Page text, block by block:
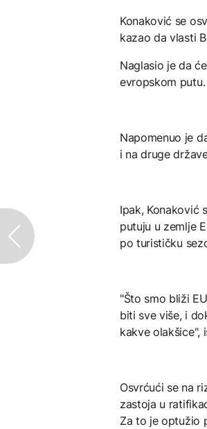
Konaković se
kazao da vlasti
Naglasio je da
evropskom putu.
Napomenuo je
i na druge
Ipak, Konaković
putuju u zemlje
po turističku
"Što smo bliži
biti sve više, i
kakve olakšice",
Osvrćući se na
zastoja u
Za to je optužio